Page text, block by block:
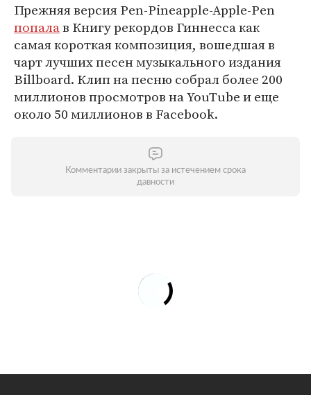
Прежняя версия Pen-Pineapple-Apple-Pen
попалав Книгу рекордов Гиннесса как
самая короткая композиция, вошедшая в
чарт лучших песен музыкального издания
Billboard. Клип на песню собрал более 200
миллионов просмотров на YouTube и еще
около 50 миллионов в Facebook.
Комментарии закрыты за истечением срока
давности